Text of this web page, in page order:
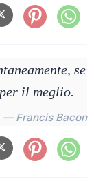
se
il meglio.
— Francis Bacon